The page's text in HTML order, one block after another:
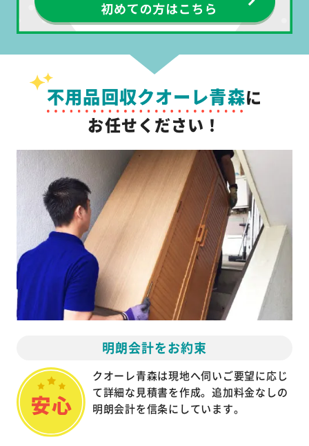
不用品回収クオーレ青森に
お任せください！
明朗会計をお約束
クオーレ青森は現地へ伺いご要望に応じ
て詳細な見積書を作成。追加料金なしの
明朗会計を信条にしています。